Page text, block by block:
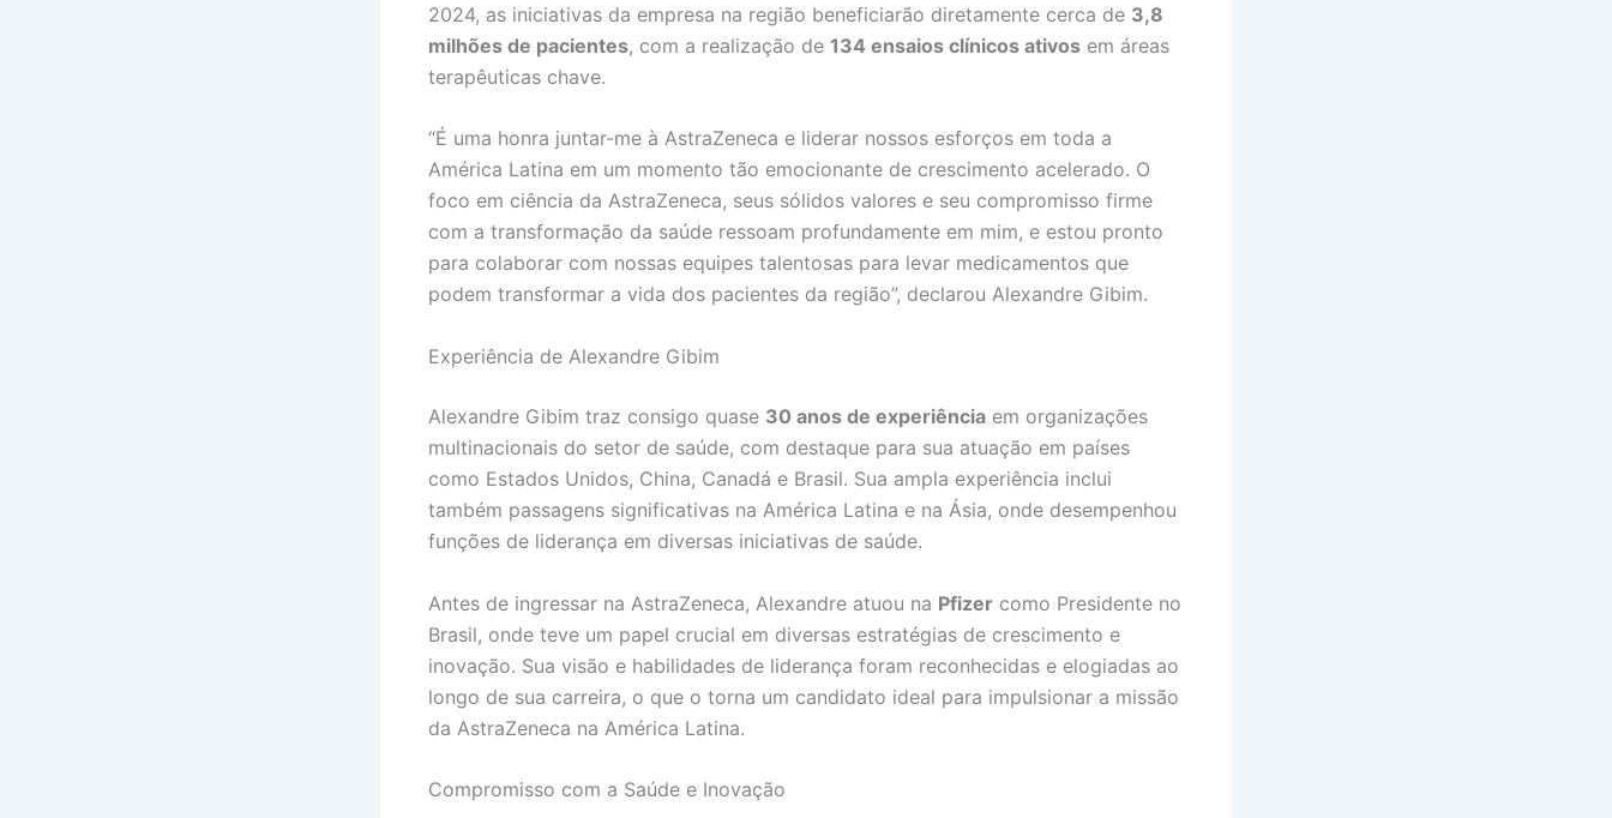
2024, as iniciativas da empresa na região beneficiarão diretamente cerca de 3,8
milhões de pacientes, com a realização de 134 ensaios clínicos ativos em áreas
terapêuticas chave.
“É uma honra juntar-me à AstraZeneca e liderar nossos esforços em toda a
América Latina em um momento tão emocionante de crescimento acelerado. O
foco em ciência da AstraZeneca, seus sólidos valores e seu compromisso firme
com a transformação da saúde ressoam profundamente em mim, e estou pronto
para colaborar com nossas equipes talentosas para levar medicamentos que
podem transformar a vida dos pacientes da região”, declarou Alexandre Gibim.
Experiência de Alexandre Gibim
Alexandre Gibim traz consigo quase 30 anos de experiência em organizações
multinacionais do setor de saúde, com destaque para sua atuação em países
como Estados Unidos, China, Canadá e Brasil. Sua ampla experiência inclui
também passagens significativas na América Latina e na Ásia, onde desempenhou
funções de liderança em diversas iniciativas de saúde.
Antes de ingressar na AstraZeneca, Alexandre atuou na Pfizer como Presidente no
Brasil, onde teve um papel crucial em diversas estratégias de crescimento e
inovação. Sua visão e habilidades de liderança foram reconhecidas e elogiadas ao
longo de sua carreira, o que o torna um candidato ideal para impulsionar a missão
da AstraZeneca na América Latina.
Compromisso com a Saúde e Inovação